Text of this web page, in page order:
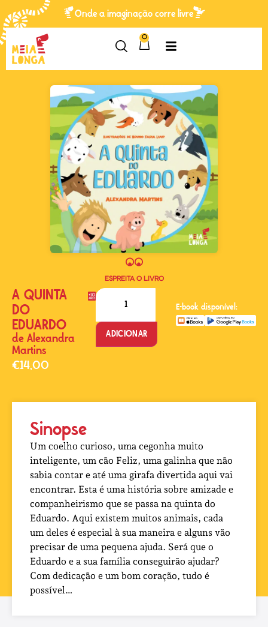
Onde a imaginação corre livre
0
ESPREITA O LIVRO
A QUINTA
DO
EDUARDO
de Alexandra
Martins
€14,00
ADICIONAR
E-book disponível:
Sinopse
Um coelho curioso, uma cegonha muito
inteligente, um cão Feliz, uma galinha que não
sabia contar e até uma girafa divertida aqui vai
encontrar. Esta é uma história sobre amizade e
companheirismo que se passa na quinta do
Eduardo. Aqui existem muitos animais, cada
um deles é especial à sua maneira e alguns vão
precisar de uma pequena ajuda. Será que o
Eduardo e a sua família conseguirão ajudar?
Com dedicação e um bom coração, tudo é
possível…